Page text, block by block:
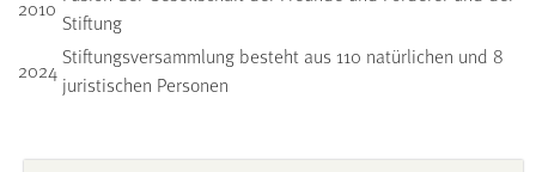
2010
Stiftung
2024
Stiftungsversammlung besteht aus 110 natürlichen und 8
juristischen Personen